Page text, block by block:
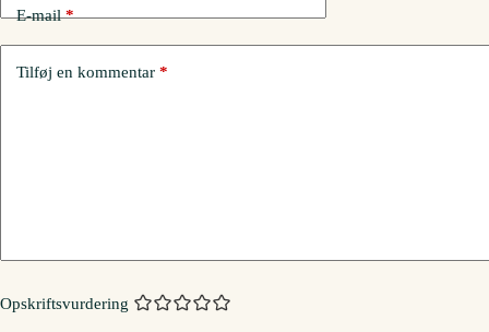
E-mail*
Tilføj en kommentar *
Opskriftsvurdering